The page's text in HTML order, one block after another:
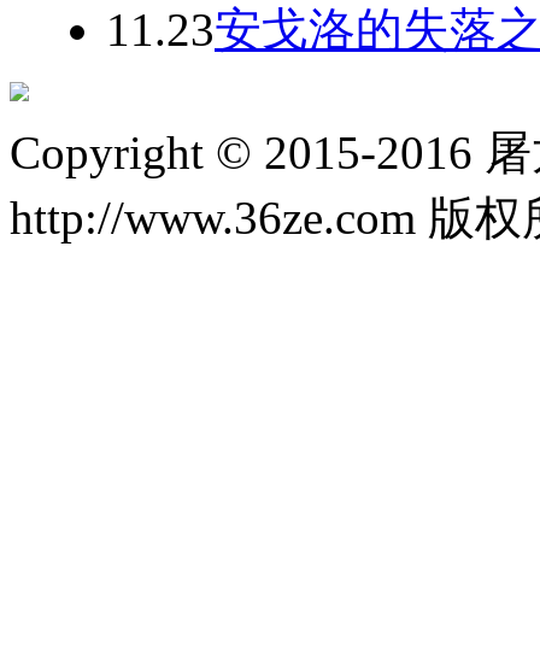
11.23安戈洛的失落
Copyright © 2015-2016
http://www.36ze.com 版权